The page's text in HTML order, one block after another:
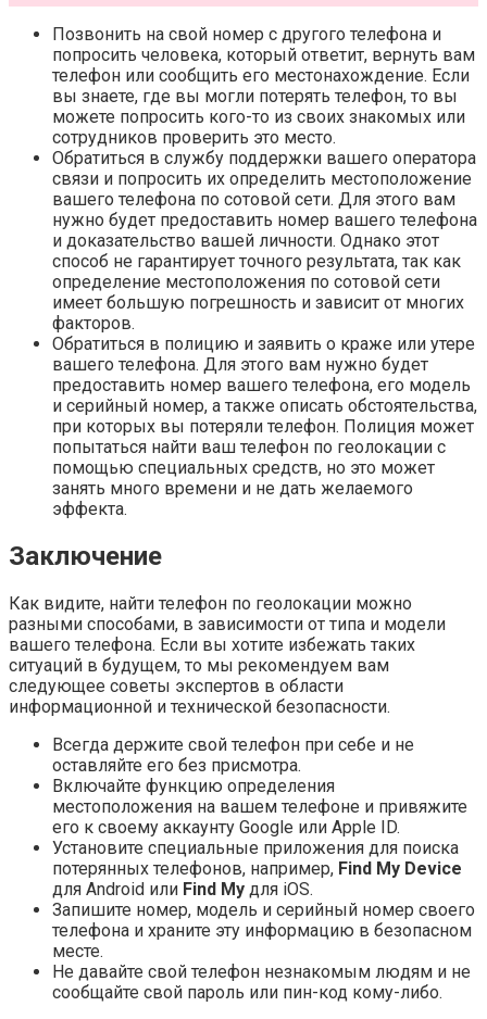
Позвонить на свой номер с другого телефона и
попросить человека, который ответит, вернуть вам
телефон или сообщить его местонахождение. Если
вы знаете, где вы могли потерять телефон, то вы
можете попросить кого-то из своих знакомых или
сотрудников проверить это место.
Обратиться в службу поддержки вашего оператора
связи и попросить их определить местоположение
вашего телефона по сотовой сети. Для этого вам
нужно будет предоставить номер вашего телефона
и доказательство вашей личности. Однако этот
способ не гарантирует точного результата, так как
определение местоположения по сотовой сети
имеет большую погрешность и зависит от многих
факторов.
Обратиться в полицию и заявить о краже или утере
вашего телефона. Для этого вам нужно будет
предоставить номер вашего телефона, его модель
и серийный номер, а также описать обстоятельства,
при которых вы потеряли телефон. Полиция может
попытаться найти ваш телефон по геолокации с
помощью специальных средств, но это может
занять много времени и не дать желаемого
эффекта.
Заключение
Как видите, найти телефон по геолокации можно
разными способами, в зависимости от типа и модели
вашего телефона. Если вы хотите избежать таких
ситуаций в будущем, то мы рекомендуем вам
следующее советы экспертов в области
информационной и технической безопасности.
Всегда держите свой телефон при себе и не
оставляйте его без присмотра.
Включайте функцию определения
местоположения на вашем телефоне и привяжите
его к своему аккаунту Google или Apple ID.
Установите специальные приложения для поиска
потерянных телефонов, например, Find My Device
для Android или Find My для iOS.
Запишите номер, модель и серийный номер своего
телефона и храните эту информацию в безопасном
месте.
Не давайте свой телефон незнакомым людям и не
сообщайте свой пароль или пин-код кому-либо.